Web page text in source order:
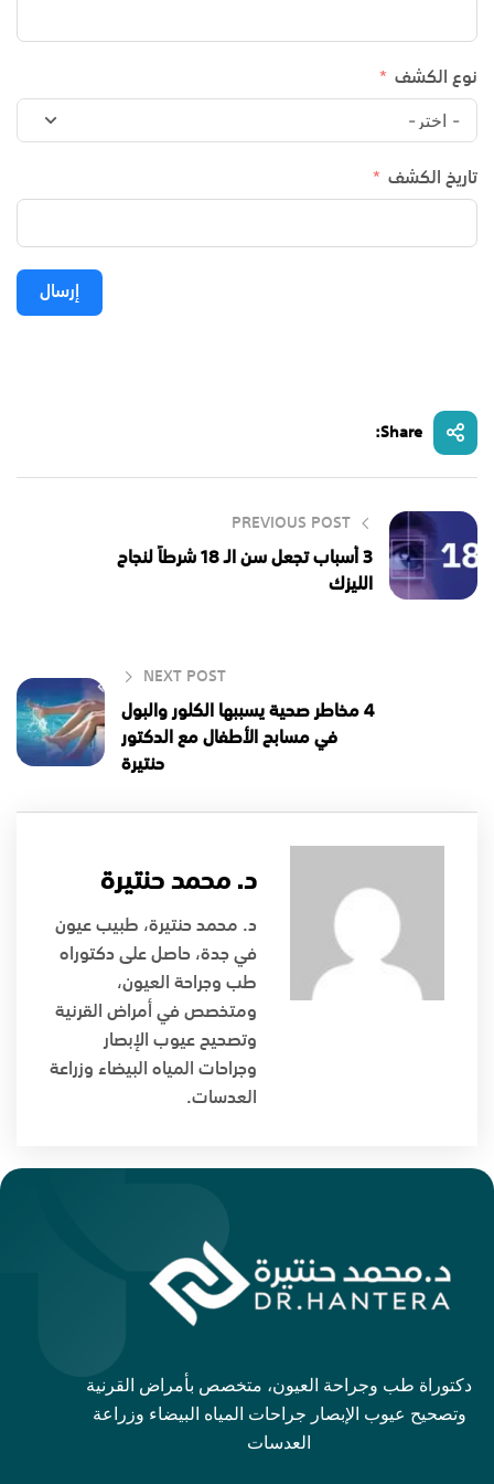
نوع الكشف
تاريخ الكشف
إرسال
Share:
PREVIOUS POST
3 أسباب تجعل سن الـ 18 شرطاً لنجاح
الليزك
NEXT POST
4 مخاطر صحية يسببها الكلور والبول
في مسابح الأطفال مع الدكتور
حنتيرة
د. محمد حنتيرة
د. محمد حنتيرة، طبيب عيون
في جدة، حاصل على دكتوراه
طب وجراحة العيون،
ومتخصص في أمراض القرنية
وتصحيح عيوب الإبصار
وجراحات المياه البيضاء وزراعة
العدسات.
دكتوراة طب وجراحة العيون، متخصص بأمراض القرنية
وتصحيح عيوب الإبصار جراحات المياه البيضاء وزراعة
العدسات